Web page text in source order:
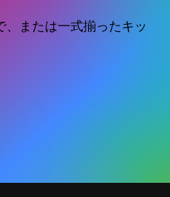
、または一式揃ったキッ